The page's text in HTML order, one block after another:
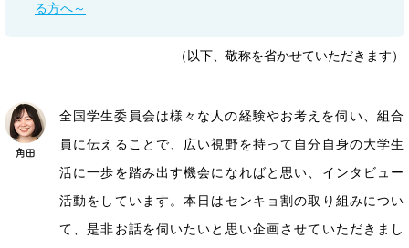
る方へ～
（以下、敬称を省かせていただきます）
全国学生委員会は様々な人の経験やお考えを伺い、組合
員に伝えることで、広い視野を持って自分自身の大学生
活に一歩を踏み出す機会になればと思い、インタビュー
活動をしています。本日はセンキョ割の取り組みについ
て、是非お話を伺いたいと思い企画させていただきまし